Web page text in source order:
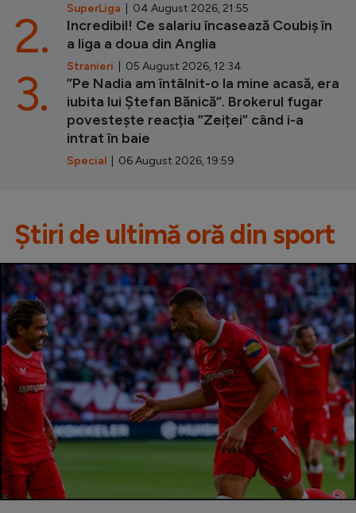
SuperLiga | 04 August 2026, 21:55
Incredibil! Ce salariu încasează Coubiș în
a liga a doua din Anglia
Stranieri | 05 August 2026, 12:34
2.
”Pe Nadia am întâlnit-o la mine acasă, era
iubita lui Ștefan Bănică”. Brokerul fugar
povestește reacția ”Zeiței” când i-a
intrat în baie
Special | 06 August 2026, 19:59
3.
Știri de ultimă oră din sport